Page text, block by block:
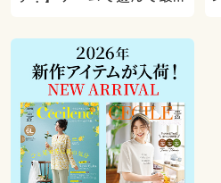
ト！